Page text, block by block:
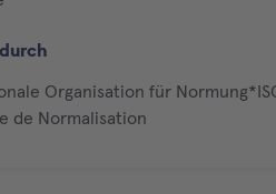
Organisation für
de Normalisation